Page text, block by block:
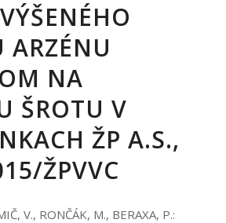
ARZÉNU
NA
ŠROTU V
ŽP A.S.,
ŽPVVC
V., RONČÁK, M., BERAXA, P.: